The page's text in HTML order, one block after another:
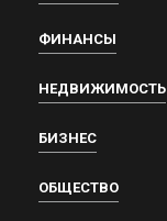
ФИНАНСЫ
НЕДВИЖИМОСТЬ
БИЗНЕС
ОБЩЕСТВО